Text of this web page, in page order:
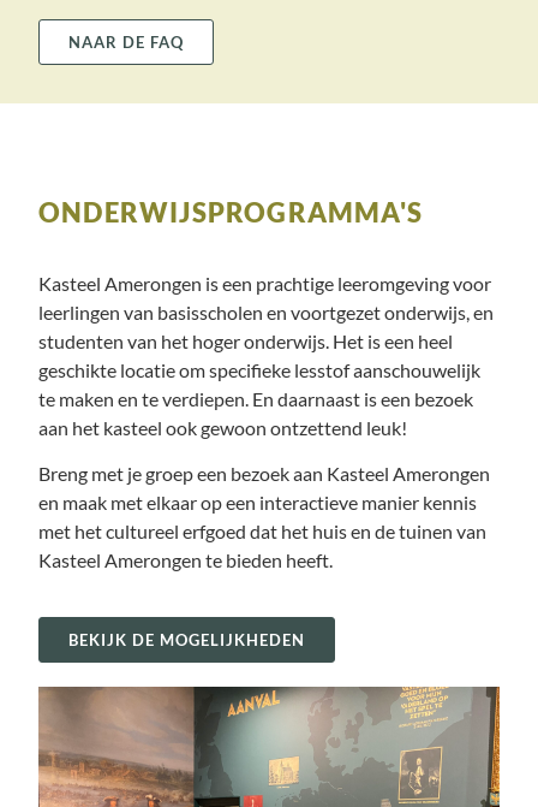
NAAR DE FAQ
ONDERWIJSPROGRAMMA'S
Kasteel Amerongen is een prachtige leeromgeving voor
leerlingen van basisscholen en voortgezet onderwijs, en
studenten van het hoger onderwijs. Het is een heel
geschikte locatie om specifieke lesstof aanschouwelijk
te maken en te verdiepen. En daarnaast is een bezoek
aan het kasteel ook gewoon ontzettend leuk!
Breng met je groep een bezoek aan Kasteel Amerongen
en maak met elkaar op een interactieve manier kennis
met het cultureel erfgoed dat het huis en de tuinen van
Kasteel Amerongen te bieden heeft.
BEKIJK DE MOGELIJKHEDEN